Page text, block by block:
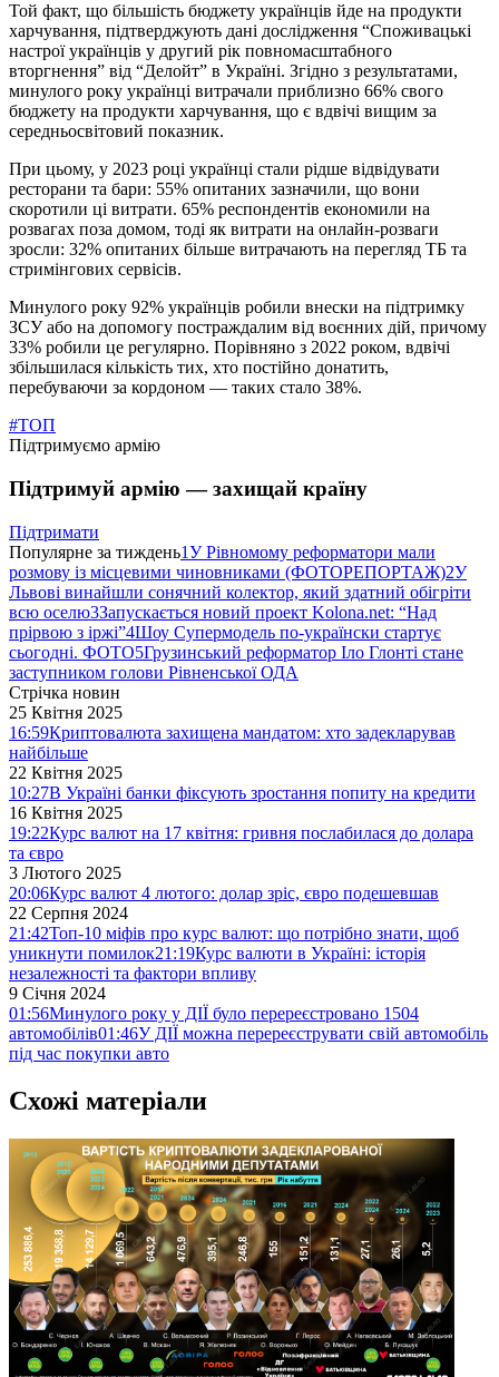
Той факт, що більшість бюджету українців йде на продукти
харчування, підтверджують дані дослідження “Споживацькі
настрої українців у другий рік повномасштабного
вторгнення” від “Делойт” в Україні. Згідно з результатами,
минулого року українці витрачали приблизно 66% свого
бюджету на продукти харчування, що є вдвічі вищим за
середньосвітовий показник.
При цьому, у 2023 році українці стали рідше відвідувати
ресторани та бари: 55% опитаних зазначили, що вони
скоротили ці витрати. 65% респондентів економили на
розвагах поза домом, тоді як витрати на онлайн-розваги
зросли: 32% опитаних більше витрачають на перегляд ТБ та
стримінгових сервісів.
Минулого року 92% українців робили внески на підтримку
ЗСУ або на допомогу постраждалим від воєнних дій, причому
33% робили це регулярно. Порівняно з 2022 роком, вдвічі
збільшилася кількість тих, хто постійно донатить,
перебуваючи за кордоном — таких стало 38%.
#ТОП
Підтримуємо армію
Підтримуй армію — захищай країну
Підтримати
Популярне за тиждень1У Рівномому реформатори мали
розмову із місцевими чиновниками (ФОТОРЕПОРТАЖ)2У
Львові винайшли сонячний колектор, який здатний обігріти
всю оселю3Запускається новий проект Kolona.net: “Над
прірвою з іржі”4Шоу Супермодель по-українски стартує
сьогодні. ФОТО5Грузинський реформатор Іло Глонті стане
заступником голови Рівненської ОДА
Стрічка новин
25 Квітня 2025
16:59Криптовалюта захищена мандатом: хто задекларував
найбільше
22 Квітня 2025
10:27В Україні банки фіксують зростання попиту на кредити
16 Квітня 2025
19:22Курс валют на 17 квітня: гривня послабилася до долара
та євро
3 Лютого 2025
20:06Курс валют 4 лютого: долар зріс, євро подешевшав
22 Серпня 2024
21:42Топ-10 міфів про курс валют: що потрібно знати, щоб
уникнути помилок21:19Курс валюти в Україні: історія
незалежності та фактори впливу
9 Січня 2024
01:56Минулого року у ДІЇ було перереєстровано 1504
автомобілів01:46У ДІЇ можна перереєструвати свій автомобіль
під час покупки авто
Схожі матеріали